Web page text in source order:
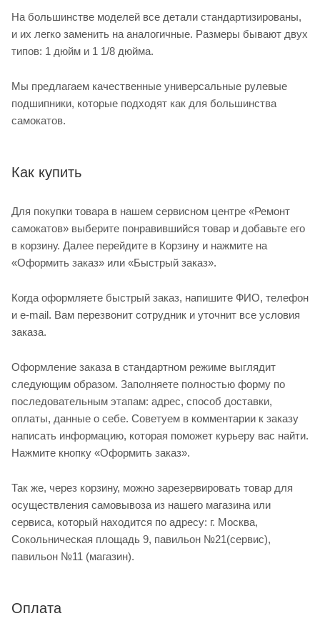
На большинстве моделей все детали стандартизированы,
и их легко заменить на аналогичные. Размеры бывают двух
типов: 1 дюйм и 1 1/8 дюйма.
Мы предлагаем качественные универсальные рулевые
подшипники, которые подходят как для большинства
самокатов.
Как купить
Для покупки товара в нашем сервисном центре «Ремонт
самокатов» выберите понравившийся товар и добавьте его
в корзину. Далее перейдите в Корзину и нажмите на
«Оформить заказ» или «Быстрый заказ».
Когда оформляете быстрый заказ, напишите ФИО, телефон
и e-mail. Вам перезвонит сотрудник и уточнит все условия
заказа.
Оформление заказа в стандартном режиме выглядит
следующим образом. Заполняете полностью форму по
последовательным этапам: адрес, способ доставки,
оплаты, данные о себе. Советуем в комментарии к заказу
написать информацию, которая поможет курьеру вас найти.
Нажмите кнопку «Оформить заказ».
Так же, через корзину, можно зарезервировать товар для
осуществления самовывоза из нашего магазина или
сервиса, который находится по адресу: г. Москва,
Сокольническая площадь 9, павильон №21(сервис),
павильон №11 (магазин).
Оплата